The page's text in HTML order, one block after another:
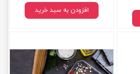
افزودن به سبد خرید